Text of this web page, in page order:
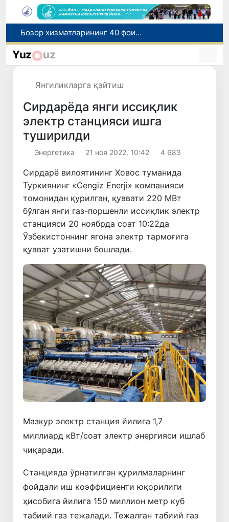
“Мен таниган Ўзбекистон!”
Адолат, холислик, ростлик ва ҳалоллик муҳитини яратишга қаратилган янги қонун тафсилоти
Yuz uz
Янгиликларга қайтиш
Сирдарёда янги иссиқлик
электр станцияси ишга
туширилди
Энергетика 21 ноя 2022, 10:42 4 683
Сирдарё вилоятининг Ховос туманида
Туркиянинг «Cengiz Enerji» компанияси
томонидан қурилган, қуввати 220 МВт
бўлган янги газ-поршенли иссиқлик электр
станцияси 20 ноябрда соат 10:22да
Ўзбекистоннинг ягона электр тармоғига
қувват узатишни бошлади.
Мазкур электр станция йилига 1,7
миллиард кВт/соат электр энергияси ишлаб
чиқаради.
Станцияда ўрнатилган қурилмаларнинг
фойдали иш коэффициенти юқорилиги
ҳисобига йилига 150 миллион метр куб
табиий газ тежалади. Тежалган табиий газ